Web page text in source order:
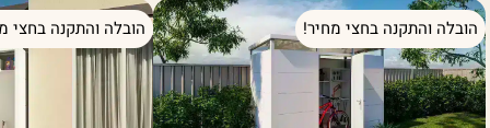
הובלה והתקנה בחצי מחיר! הובלה והתקנה בחצי